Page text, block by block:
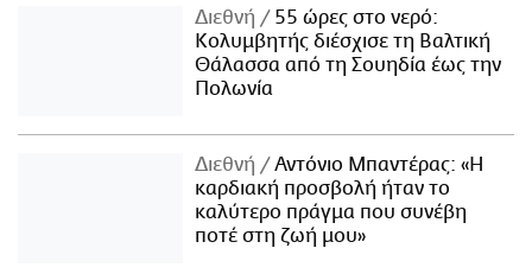
Διεθνή
55 ώρες στο νερό:
Κολυμβητής διέσχισε τη Βαλτική
Θάλασσα από τη Σουηδία έως την
Πολωνία
Διεθνή
Αντόνιο Μπαντέρας: «Η
καρδιακή προσβολή ήταν το
καλύτερο πράγμα που συνέβη
ποτέ στη ζωή μου»